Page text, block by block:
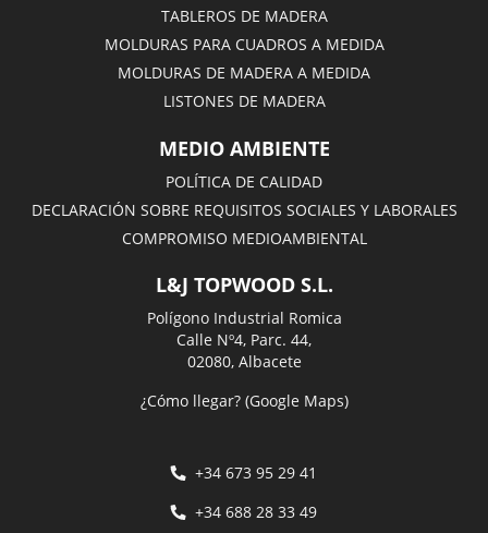
TABLEROS DE MADERA
MOLDURAS PARA CUADROS A MEDIDA
MOLDURAS DE MADERA A MEDIDA
LISTONES DE MADERA
MEDIO AMBIENTE
POLÍTICA DE CALIDAD
DECLARACIÓN SOBRE REQUISITOS SOCIALES Y LABORALES
COMPROMISO MEDIOAMBIENTAL
L&J TOPWOOD S.L.
Polígono Industrial Romica
Calle Nº4, Parc. 44,
02080, Albacete
¿Cómo llegar? (Google Maps)
+34 673 95 29 41
+34 688 28 33 49